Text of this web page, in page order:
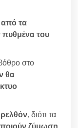
από τα
πυθμένα του
στο
θα
, διότι τα